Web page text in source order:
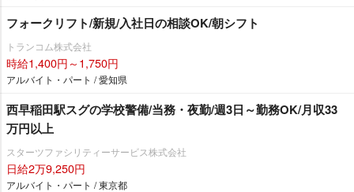
フォークリフト/新規/入社日の相談OK/朝シフト
トランコム株式会社
時給1,400円～1,750円
アルバイト・パート / 愛知県
西早稲田駅スグの学校警備/当務・夜勤/週3日～勤務OK/月収33
万円以上
スターツファシリティーサービス株式会社
日給2万9,250円
アルバイト・パート / 東京都